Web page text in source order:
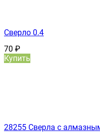
Сверло 0.4
70 ₽
Купить
28255 Сверла с